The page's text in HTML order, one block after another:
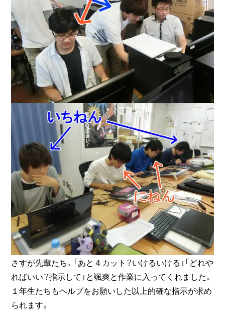
さすが先輩たち。「あと４カット？いけるいける」「どれや
ればいい？指示して」と颯爽と作業に入ってくれました。
１年生たちもヘルプをお願いした以上的確な指示が求め
られます。